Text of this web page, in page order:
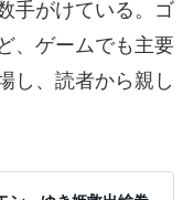
手がけている。ゴ
、ゲームでも主要
し、読者から親し